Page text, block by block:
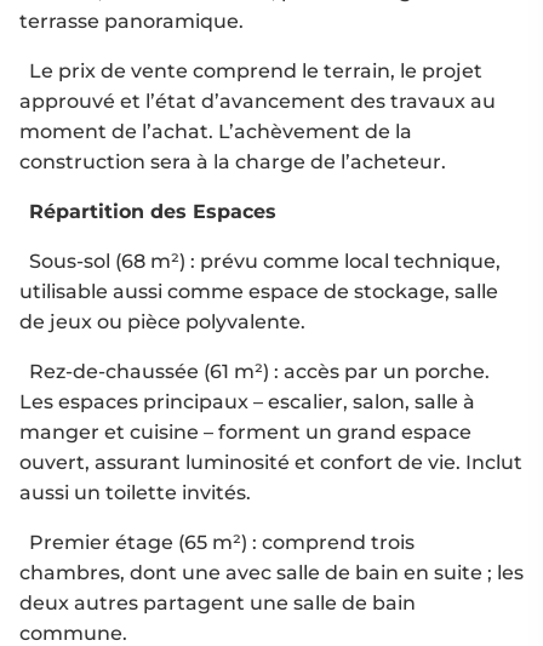
terrasse panoramique.
Le prix de vente comprend le terrain, le projet
approuvé et l’état d’avancement des travaux au
moment de l’achat. L’achèvement de la
construction sera à la charge de l’acheteur.
Répartition des Espaces
Sous-sol (68 m²) : prévu comme local technique,
utilisable aussi comme espace de stockage, salle
de jeux ou pièce polyvalente.
Rez-de-chaussée (61 m²) : accès par un porche.
Les espaces principaux – escalier, salon, salle à
manger et cuisine – forment un grand espace
ouvert, assurant luminosité et confort de vie. Inclut
aussi un toilette invités.
Premier étage (65 m²) : comprend trois
chambres, dont une avec salle de bain en suite ; les
deux autres partagent une salle de bain
commune.